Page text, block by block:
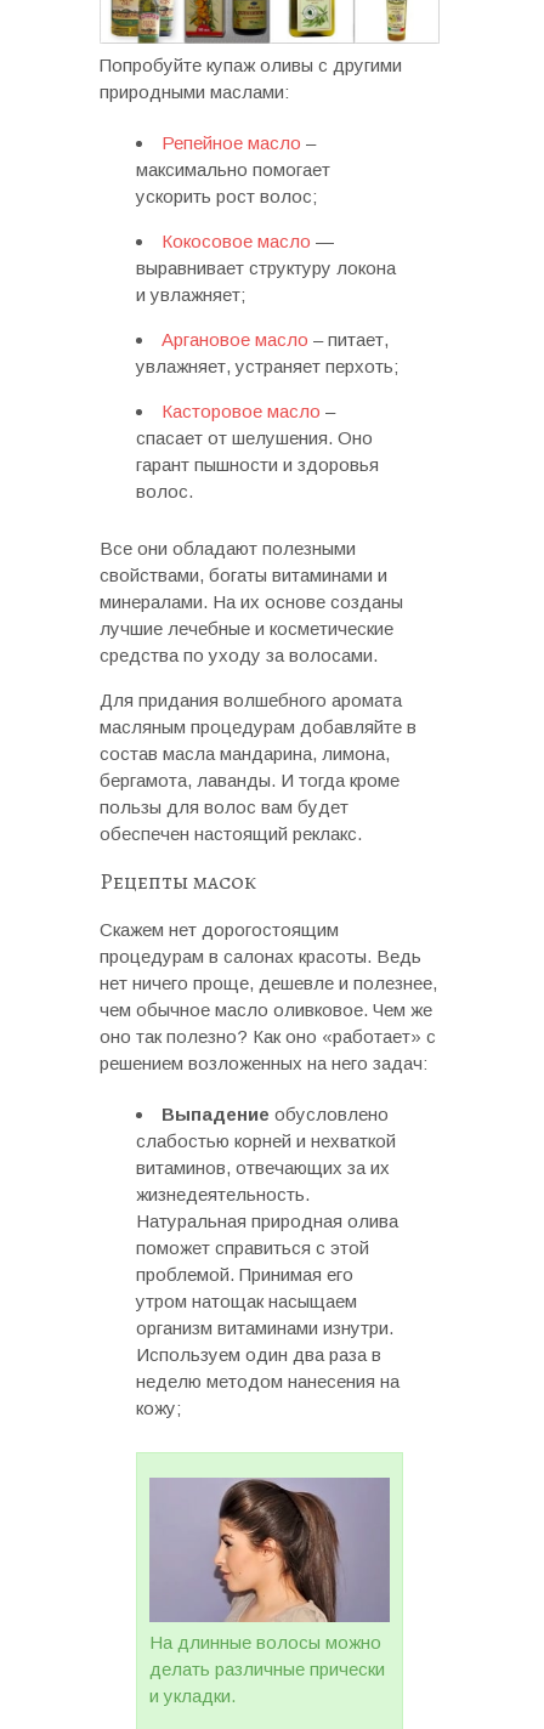
Попробуйте купаж оливы с другими
природными маслами:
Репейное масло –
максимально помогает
ускорить рост волос;
Кокосовое масло —
выравнивает структуру локона
и увлажняет;
Аргановое масло – питает,
увлажняет, устраняет перхоть;
Касторовое масло –
спасает от шелушения. Оно
гарант пышности и здоровья
волос.
Все они обладают полезными
свойствами, богаты витаминами и
минералами. На их основе созданы
лучшие лечебные и косметические
средства по уходу за волосами.
Для придания волшебного аромата
масляным процедурам добавляйте в
состав масла мандарина, лимона,
бергамота, лаванды. И тогда кроме
пользы для волос вам будет
обеспечен настоящий реклакс.
Рецепты масок
Скажем нет дорогостоящим
процедурам в салонах красоты. Ведь
нет ничего проще, дешевле и полезнее,
чем обычное масло оливковое. Чем же
оно так полезно? Как оно «работает» с
решением возложенных на него задач:
Выпадение обусловлено
слабостью корней и нехваткой
витаминов, отвечающих за их
жизнедеятельность.
Натуральная природная олива
поможет справиться с этой
проблемой. Принимая его
утром натощак насыщаем
организм витаминами изнутри.
Используем один два раза в
неделю методом нанесения на
кожу;
На длинные волосы можно
делать различные прически
и укладки.